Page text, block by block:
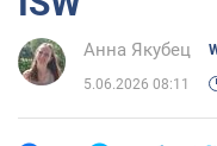
Анна Якубец
5.06.2026 08:11